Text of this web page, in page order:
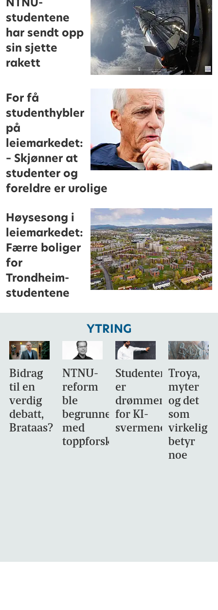
studentene
har sendt opp
sin sjette
rakett
For få
studenthybler
på
leiemarkedet:
– Skjønner at
studenter og
foreldre er urolige
Høysesong i
leiemarkedet:
Færre boliger
for
Trondheim-
studentene
YTRING
Bidrag
til en
verdig
debatt,
Brataas?
NTNU-
reform
ble
begrunnet
med
toppforskning
Studentene
er
drømmemålet
for KI-
svermene
Troya,
myter
og det
som
virkelig
betyr
noe